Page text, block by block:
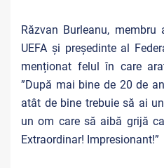
Răzvan Burleanu,
UEFA și președinte al
menționat felul în care
”După mai bine de 20 de
atât de bine trebuie să ai
un om care să aibă grijă
Extraordinar! Impresionant!”